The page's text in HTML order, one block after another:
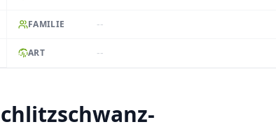
FAMILIE --
ART --